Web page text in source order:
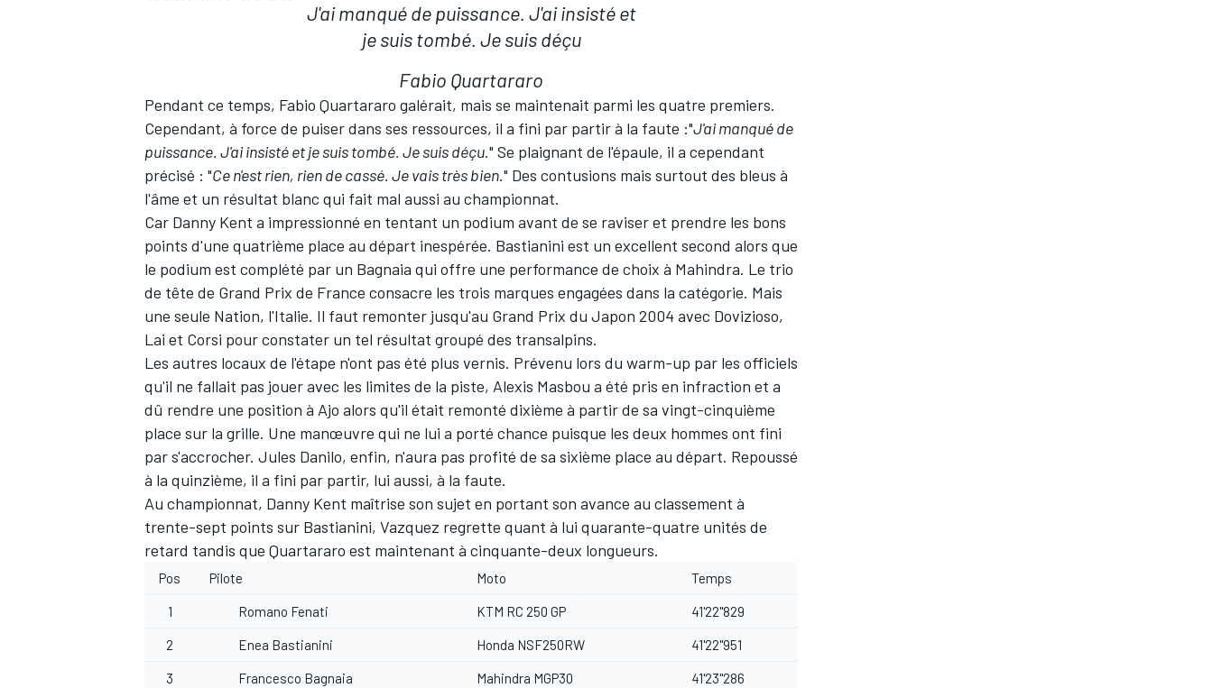
AUTRES CHAMPIONNATS
J'ai manqué de puissance. J'ai insisté et
je suis tombé. Je suis déçu
Fabio Quartararo
Pendant ce temps, Fabio Quartararo galérait, mais se maintenait parmi les quatre premiers.
Cependant, à force de puiser dans ses ressources, il a fini par partir à la faute :"J'ai manqué de
puissance. J'ai insisté et je suis tombé. Je suis déçu." Se plaignant de l'épaule, il a cependant
précisé : "Ce n'est rien, rien de cassé. Je vais très bien." Des contusions mais surtout des bleus à
l'âme et un résultat blanc qui fait mal aussi au championnat.
Car Danny Kent a impressionné en tentant un podium avant de se raviser et prendre les bons
points d'une quatrième place au départ inespérée. Bastianini est un excellent second alors que
le podium est complété par un Bagnaia qui offre une performance de choix à Mahindra. Le trio
de tête de Grand Prix de France consacre les trois marques engagées dans la catégorie. Mais
une seule Nation, l'Italie. Il faut remonter jusqu'au Grand Prix du Japon 2004 avec Dovizioso,
Lai et Corsi pour constater un tel résultat groupé des transalpins.
Les autres locaux de l'étape n'ont pas été plus vernis. Prévenu lors du warm-up par les officiels
qu'il ne fallait pas jouer avec les limites de la piste, Alexis Masbou a été pris en infraction et a
dû rendre une position à Ajo alors qu'il était remonté dixième à partir de sa vingt-cinquième
place sur la grille. Une manœuvre qui ne lui a porté chance puisque les deux hommes ont fini
par s'accrocher. Jules Danilo, enfin, n'aura pas profité de sa sixième place au départ. Repoussé
à la quinzième, il a fini par partir, lui aussi, à la faute.
Au championnat, Danny Kent maîtrise son sujet en portant son avance au classement à
trente-sept points sur Bastianini, Vazquez regrette quant à lui quarante-quatre unités de
retard tandis que Quartararo est maintenant à cinquante-deux longueurs.
Pos Pilote Moto Temps
1 Romano Fenati KTM RC 250 GP 41'22''829
2 Enea Bastianini Honda NSF250RW 41'22''951
3 Francesco Bagnaia Mahindra MGP30 41'23''286